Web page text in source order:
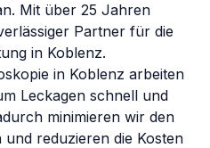
Mit über 25 Jahren
Partner für die
in Koblenz.
in Koblenz arbeiten
Leckagen schnell und
minimieren wir den
reduzieren die Kosten